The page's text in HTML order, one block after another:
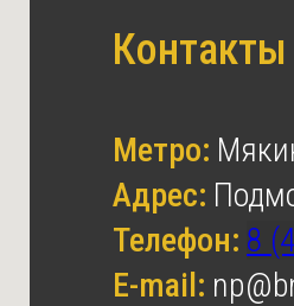
Метро:
Адрес:
Телефон: 8
E-mail: